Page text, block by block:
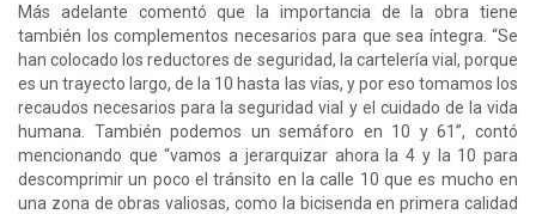
Más adelante comentó que la importancia de la obra tiene
también los complementos necesarios para que sea íntegra. “Se
han colocado los reductores de seguridad, la cartelería vial, porque
es un trayecto largo, de la 10 hasta las vías, y por eso tomamos los
recaudos necesarios para la seguridad vial y el cuidado de la vida
humana. También podemos un semáforo en 10 y 61”, contó
mencionando que “vamos a jerarquizar ahora la 4 y la 10 para
descomprimir un poco el tránsito en la calle 10 que es mucho en
una zona de obras valiosas, como la bicisenda en primera calidad